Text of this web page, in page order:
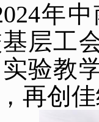
年
层工
验教
再创